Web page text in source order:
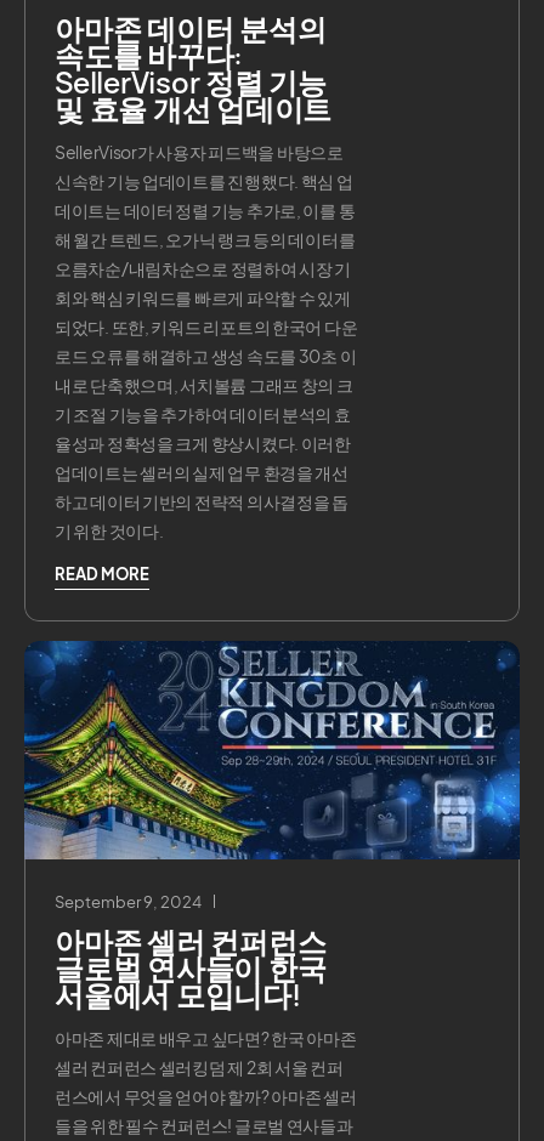
아마존 데이터 분석의
속도를 바꾸다:
SellerVisor 정렬 기능
및 효율 개선 업데이트
SellerVisor가 사용자 피드백을 바탕으로
신속한 기능 업데이트를 진행했다. 핵심 업
데이트는 데이터 정렬 기능 추가로, 이를 통
해 월간 트렌드, 오가닉 랭크 등의 데이터를
오름차순/내림차순으로 정렬하여 시장 기
회와 핵심 키워드를 빠르게 파악할 수 있게
되었다. 또한, 키워드 리포트의 한국어 다운
로드 오류를 해결하고 생성 속도를 30초 이
내로 단축했으며, 서치볼륨 그래프 창의 크
기 조절 기능을 추가하여 데이터 분석의 효
율성과 정확성을 크게 향상시켰다. 이러한
업데이트는 셀러의 실제 업무 환경을 개선
하고 데이터 기반의 전략적 의사결정을 돕
기 위한 것이다.
READ MORE
September 9, 2024
아마존 셀러 컨퍼런스
글로벌 연사들이 한국
서울에서 모입니다!
아마존 제대로 배우고 싶다면? 한국 아마존
셀러 컨퍼런스 셀러킹덤 제 2회 서울 컨퍼
런스에서 무엇을 얻어야 할까? 아마존 셀러
들을 위한 필수 컨퍼런스! 글로벌 연사들과